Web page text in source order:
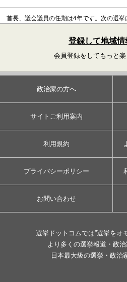
首長、議会議員の任期は4年です。 次の選挙
登録して地域情
会員登録をしてもっと楽
政治家の方へ
サイトご利用案内
利用規約
プライバシーポリシー
お問い合わせ
選挙ドットコムでは”選挙をオ
より多くの選挙報道・政
日本最大級の選挙・政治